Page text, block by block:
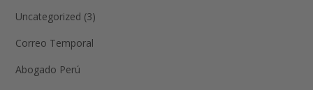
Uncategorized (3)
Correo Temporal
Abogado Perú